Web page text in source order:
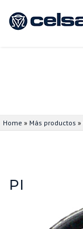
Home » Más productos »
PI